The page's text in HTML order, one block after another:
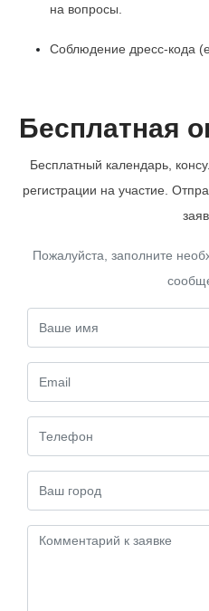
на вопросы.
Соблюдение дресс-кода
Бесплатная
Бесплатный календарь,
регистрации на участие.
Пожалуйста, заполните